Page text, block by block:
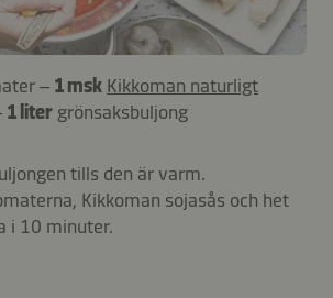
– 1 msk Kikkoman naturligt
1 liter grönsaksbuljong
tills den är varm.
Kikkoman sojasås och het
i 10 minuter.